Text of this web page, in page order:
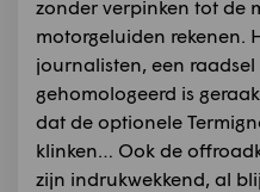
zonder verpinken tot de
motorgeluiden rekenen.
journalisten, een
gehomologeerd is
dat de optionele
klinken… Ook de
zijn indrukwekkend, al